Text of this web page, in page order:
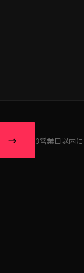
→ 3営業日以内